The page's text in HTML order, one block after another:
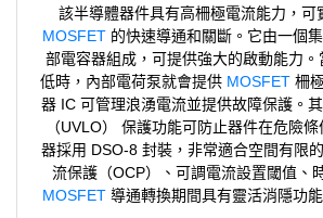
該半導體器件具有高柵極電流能力，可
MOSFET的快速導通和關斷。它由一個
部電容器組成，可提供強大的啟動能力
低時，內部電荷泵就會提供 MOSFET柵
器 IC 可管理浪湧電流並提供故障保護。
（UVLO） 保護功能可防止器件在危險
器採用 DSO-8 封裝，非常適合空間有限
流保護（OCP）、可調電流設置閾值、
MOSFET導通轉換期間具有靈活消隱功